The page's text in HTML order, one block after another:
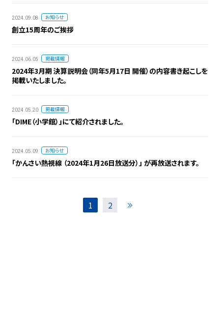
2024.09.08 お知らせ
創立15周年のご挨拶
2024.06.05 掲載情報
2024年3月期 決算説明会（同年5月17日 開催）の内容書き起こしを
掲載いたしました。
2024.05.20 掲載情報
「DIME（小学館）」にて紹介されました。
2024.05.09 お知らせ
「かんさい熱視線 （2024年1月26日放送分）」 が再放送されます。
1 2